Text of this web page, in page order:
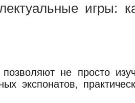
игры:
не просто
экспонатов,